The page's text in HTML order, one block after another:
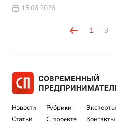
15.06.2026
1 3
Новости
Статьи
Рубрики
О проекте
Эксперты
Контакты